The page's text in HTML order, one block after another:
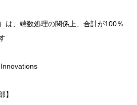
は、端数処理の関係上、合計が100％
】